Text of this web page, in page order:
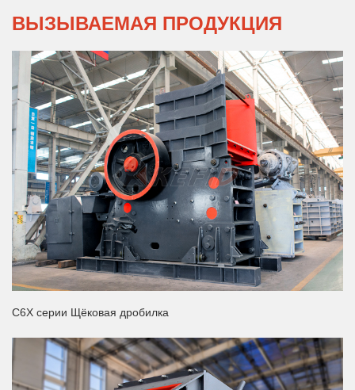
ВЫЗЫВАЕМАЯ ПРОДУКЦИЯ
C6X серии Щёковая дробилка